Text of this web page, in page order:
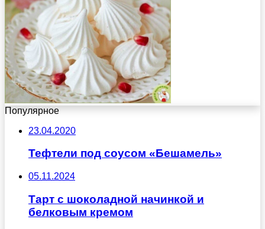
Популярное
23.04.2020
Тефтели под соусом «Бешамель»
05.11.2024
Тарт с шоколадной начинкой и
белковым кремом